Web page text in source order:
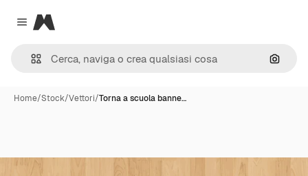
Close menu
Magnific
Cerca
Home/Stock/Vettori/Torna a scuola banne…